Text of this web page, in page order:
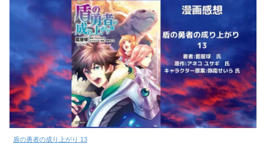
盾の勇者の成り上がり 13